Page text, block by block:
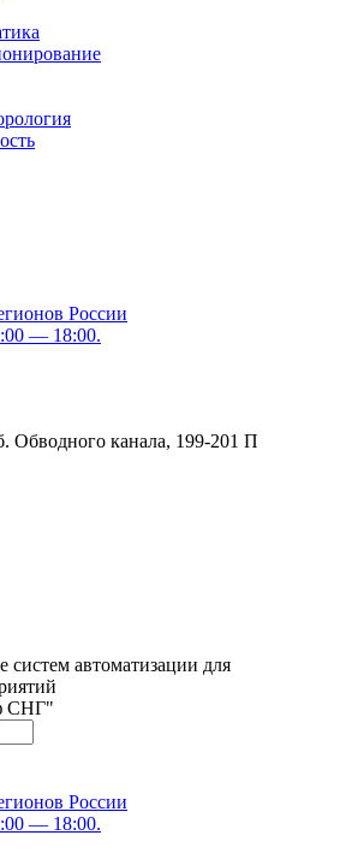
России
— 18:00.
Обводного канала, 199-201 П
систем автоматизации для
СНГ"
России
— 18:00.